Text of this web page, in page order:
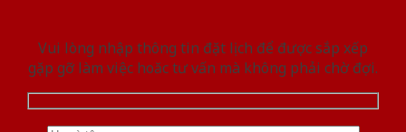
Vui lòng nhập thông tin đặt lịch để được sắp xếp
gặp gỡ làm việc hoăc tư vấn mà không phải chờ đợi.